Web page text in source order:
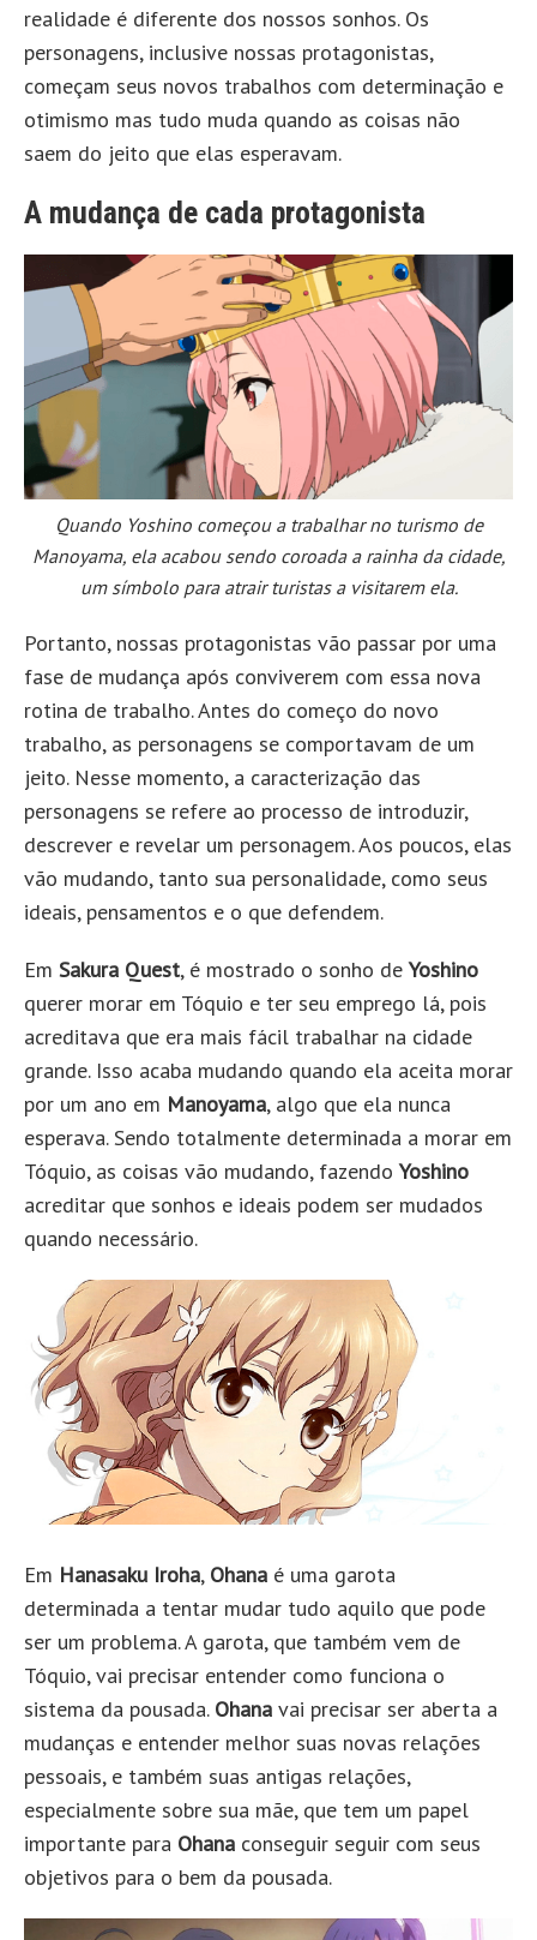
realidade é diferente dos nossos sonhos. Os
personagens, inclusive nossas protagonistas,
começam seus novos trabalhos com determinação e
otimismo mas tudo muda quando as coisas não
saem do jeito que elas esperavam.
A mudança de cada protagonista
Quando Yoshino começou a trabalhar no turismo de
Manoyama, ela acabou sendo coroada a rainha da cidade,
um símbolo para atrair turistas a visitarem ela.
Portanto, nossas protagonistas vão passar por uma
fase de mudança após conviverem com essa nova
rotina de trabalho. Antes do começo do novo
trabalho, as personagens se comportavam de um
jeito. Nesse momento, a caracterização das
personagens se refere ao processo de introduzir,
descrever e revelar um personagem. Aos poucos, elas
vão mudando, tanto sua personalidade, como seus
ideais, pensamentos e o que defendem.
Em Sakura Quest, é mostrado o sonho deYoshino
querer morar em Tóquio e ter seu emprego lá, pois
acreditava que era mais fácil trabalhar na cidade
grande. Isso acaba mudando quando ela aceita morar
por um ano em Manoyama, algo que ela nunca
esperava. Sendo totalmente determinada a morar em
Tóquio, as coisas vão mudando, fazendoYoshino
acreditar que sonhos e ideais podem ser mudados
quando necessário.
Em Hanasaku Iroha, Ohana é uma garota
determinada a tentar mudar tudo aquilo que pode
ser um problema. A garota, que também vem de
Tóquio, vai precisar entender como funciona o
sistema da pousada. Ohana vai precisar ser aberta a
mudanças e entender melhor suas novas relações
pessoais, e também suas antigas relações,
especialmente sobre sua mãe, que tem um papel
importante para Ohana conseguir seguir com seus
objetivos para o bem da pousada.